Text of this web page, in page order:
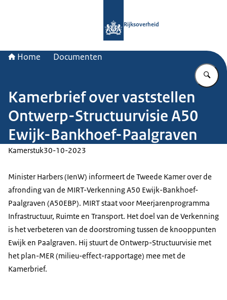
Rijksoverheid
Home Documenten
Kamerbrief over vaststellen
Ontwerp-Structuurvisie A50
Ewijk-Bankhoef-Paalgraven
Kamerstuk30-10-2023
Minister Harbers (IenW) informeert de Tweede Kamer over de
afronding van de MIRT-Verkenning A50 Ewijk-Bankhoef-
Paalgraven (A50EBP). MIRT staat voor Meerjarenprogramma
Infrastructuur, Ruimte en Transport. Het doel van de Verkenning
is het verbeteren van de doorstroming tussen de knooppunten
Ewijk en Paalgraven. Hij stuurt de Ontwerp-Structuurvisie met
het plan-MER (milieu-effect-rapportage) mee met de
Kamerbrief.